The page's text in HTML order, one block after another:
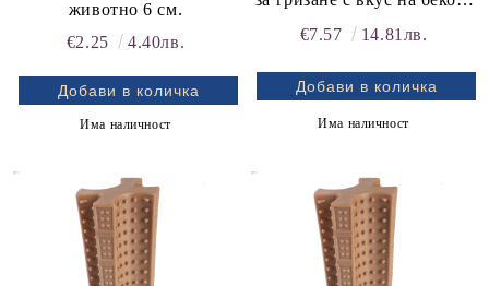
животно 6 см.
€2.25
4.40лв.
Има наличност
размер M
€7.57 14.81лв.
Има наличност